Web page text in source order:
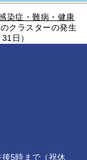
染症・難病・健康
クラスターの発生
日）
5時まで（祝休